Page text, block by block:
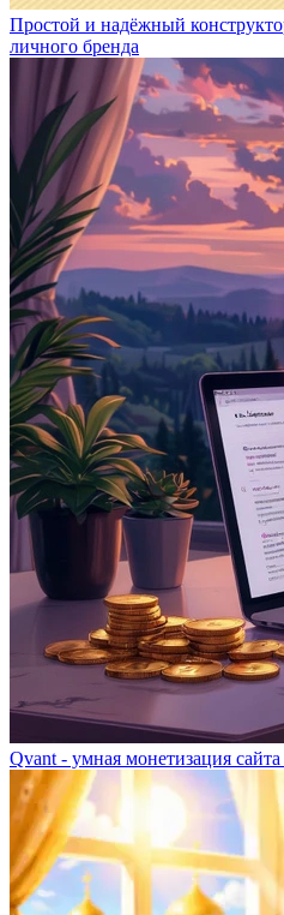
Простой и надёжный
личного бренда
Qvant - умная монетизация